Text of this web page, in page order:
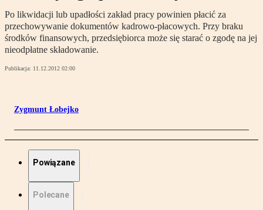
Po likwidacji lub upadłości zakład pracy powinien płacić za
przechowywanie dokumentów kadrowo-płacowych. Przy braku
środków finansowych, przedsiębiorca może się starać o zgodę na jej
nieodpłatne składowanie.
Publikacja: 11.12.2012 02:00
Zygmunt Łobejko
Powiązane
Polecane